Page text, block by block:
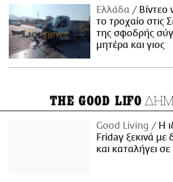
Ελλάδα
Βίντεο
το τροχαίο στις
της σφοδρής
μητέρα και γιος
THE GOOD LIFO
Good Living
Η
Friday ξεκινά με
και καταλήγει